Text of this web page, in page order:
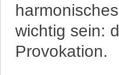
wichtig sein:
Provokation.